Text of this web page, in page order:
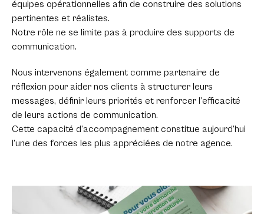
équipes opérationnelles afin de construire des solutions
pertinentes et réalistes.
Notre rôle ne se limite pas à produire des supports de
communication.
Nous intervenons également comme partenaire de
réflexion pour aider nos clients à structurer leurs
messages, définir leurs priorités et renforcer l’efficacité
de leurs actions de communication.
Cette capacité d’accompagnement constitue aujourd’hui
l’une des forces les plus appréciées de notre agence.